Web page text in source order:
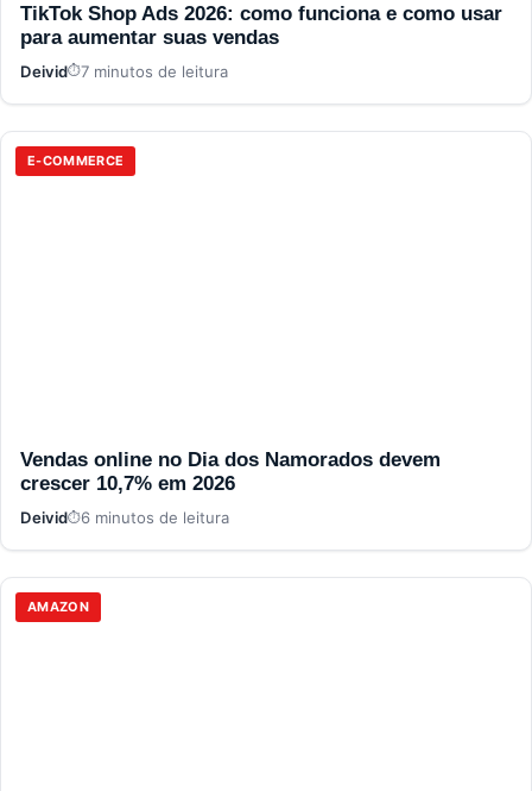
TikTok Shop Ads 2026: como funciona e como usar
para aumentar suas vendas
Deivid 7 minutos de leitura
E-COMMERCE
Vendas online no Dia dos Namorados devem
crescer 10,7% em 2026
Deivid 6 minutos de leitura
AMAZON